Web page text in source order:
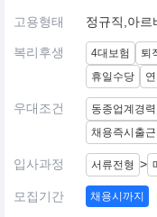
고용형태 정규직,아르
복리후생 4대보험 퇴
휴일수당
우대조건 동종업계경력
채용즉시출
입사과정 서류전형 >
모집기간 채용시까지